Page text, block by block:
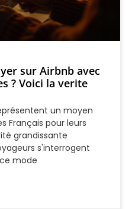
sur Airbnb avec
? Voici la verite
un moyen
Français pour leurs
grandissante
s'interrogent
mode